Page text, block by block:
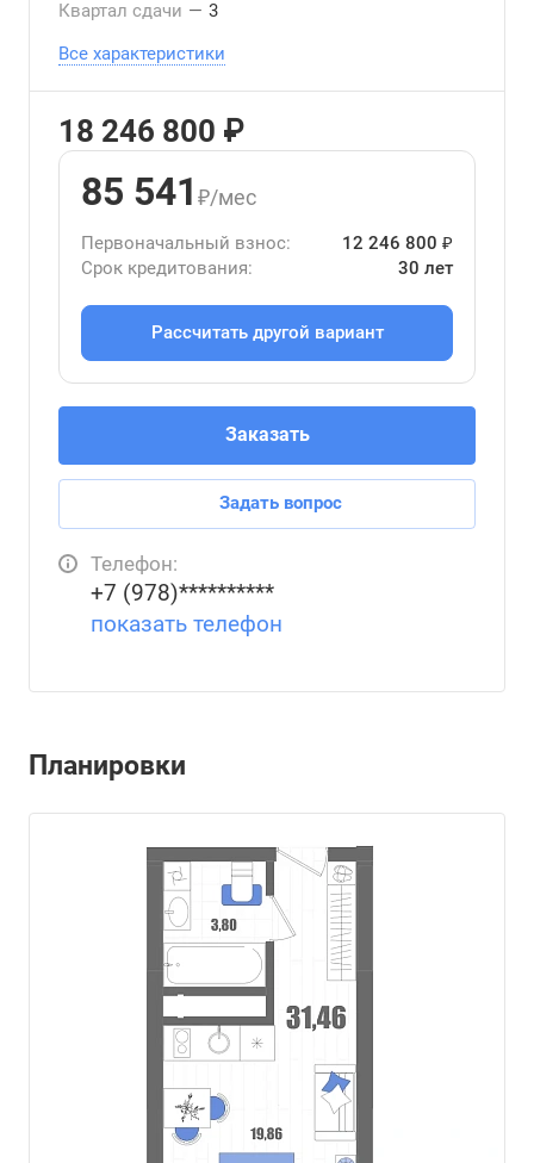
Квартал сдачи — 3
Все характеристики
18 246 800 ₽
85 541 ₽/мес
Первоначальный взнос:
12 246 800 ₽
Срок кредитования:
30 лет
Рассчитать другой вариант
Заказать
Задать вопрос
Телефон:
+7 (978)**********
показать телефон
Планировки